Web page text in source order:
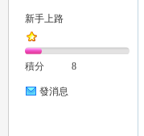
新手上路
積分 8
發消息